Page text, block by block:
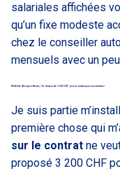
salariales affichées
qu’un fixe modeste
chez le conseiller
mensuels avec un
Mathilde (Bourg-en-Bresse) « En dessous de 3 000 CHF, vous ne survivez pas, vous subissez »
Je suis partie
première chose qui
sur le contrat ne
proposé 3 200 CHF